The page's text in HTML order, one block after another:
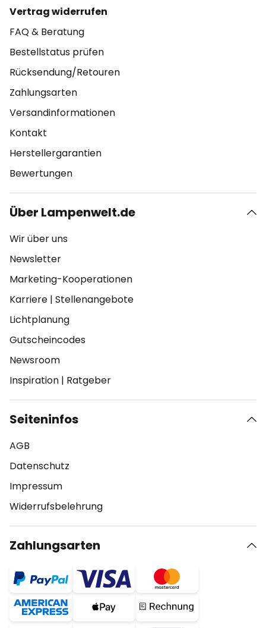
Vertrag widerrufen
FAQ & Beratung
Bestellstatus prüfen
Rücksendung/Retouren
Zahlungsarten
Versandinformationen
Kontakt
Herstellergarantien
Bewertungen
Über Lampenwelt.de
Wir über uns
Newsletter
Marketing-Kooperationen
Karriere | Stellenangebote
Lichtplanung
Gutscheincodes
Newsroom
Inspiration | Ratgeber
Seiteninfos
AGB
Datenschutz
Impressum
Widerrufsbelehrung
Zahlungsarten